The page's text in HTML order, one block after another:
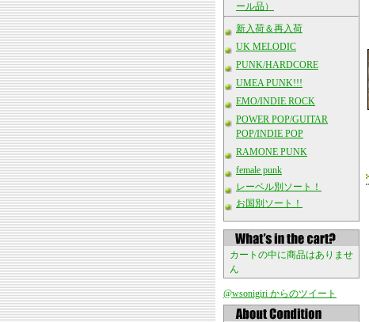
ール品）
新入荷＆再入荷
UK MELODIC
PUNK/HARDCORE
UMEA PUNK!!!
EMO/INDIE ROCK
POWER POP/GUITAR
POP/INDIE POP
RAMONE PUNK
female punk
レーベル別ソート！
お国別ソート！
カートの中に商品はありませ
ん
@wsonigiri からのツイート